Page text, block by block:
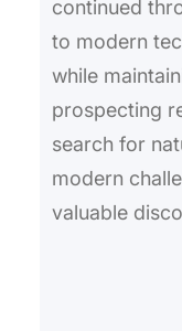
continued
to modern
while
prospecting
search for
modern
valuable